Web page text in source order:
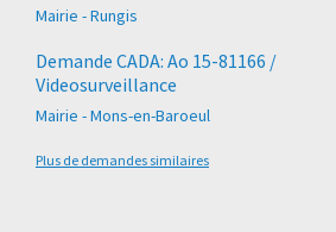
Mairie - Rungis
Demande CADA: Ao 15-81166 /
Videosurveillance
Mairie - Mons-en-Baroeul
Plus de demandes similaires